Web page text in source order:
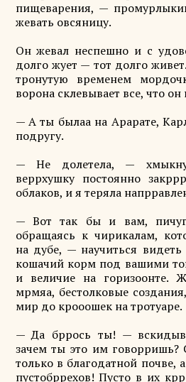
пищеварения, —
жевать овсяницу.
Он жевал неспешно и с
долго жует — тот долго
тронутую временем
ворона склевывает все, что он
— А ты былаа на Арарате,
подругу.
— Не долетела, —
веррхушку постоянно
облаков, и я теряла
— Вот так бы и вам,
обращаясь к чирикалам,
на дубе, — научиться
кошачий корм под вашими
и величие на горизоонте.
мрмяа, бестолковые
мир до крооошек на тротуаре.
— Да бррось ты! —
зачем ты это им говорришь?
только в благодатной почве,
пустобррехов! Пусто в их